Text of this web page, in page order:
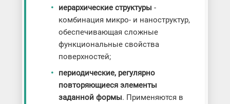
иерархические структуры -
комбинация микро- и наноструктур,
обеспечивающая сложные
функциональные свойства
поверхностей;
периодические, регулярно
повторяющиеся элементы
заданной формы. Применяются в